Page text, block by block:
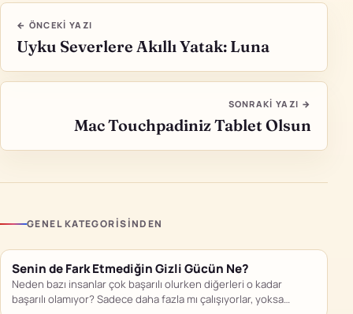
← ÖNCEKI YAZI
Uyku Severlere Akıllı Yatak: Luna
SONRAKI YAZI →
Mac Touchpadiniz Tablet Olsun
GENEL KATEGORISINDEN
Senin de Fark Etmediğin Gizli Gücün Ne?
Neden bazı insanlar çok başarılı olurken diğerleri o kadar
başarılı olamıyor? Sadece daha fazla mı çalışıyorlar, yoksa